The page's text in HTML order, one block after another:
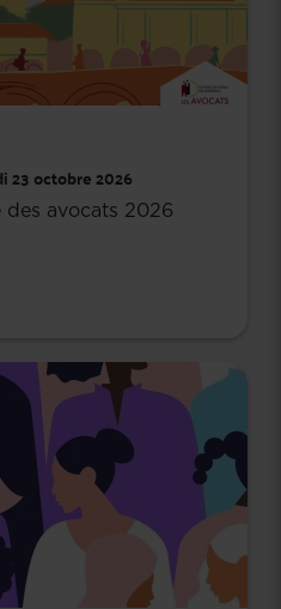
23 octobre 2026
avocats 2026